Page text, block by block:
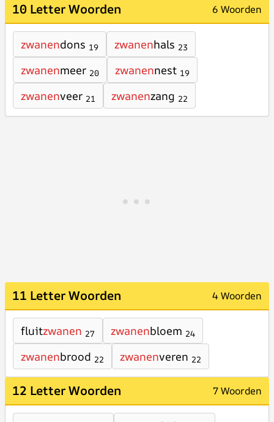
10 Letter Woorden 6 Woorden
zwanendons 19 zwanenhals 23
zwanenmeer 20 zwanennest 19
zwanenveer 21 zwanenzang 22
11 Letter Woorden 4 Woorden
fluitzwanen 27 zwanenbloem 24
zwanenbrood 22 zwanenveren 22
12 Letter Woorden 7 Woorden